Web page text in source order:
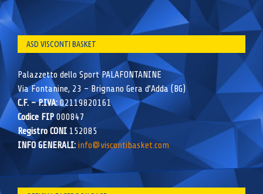
ASD VISCONTI BASKET
Palazzetto dello Sport PALAFONTANINE
Via Fontanine, 23 – Brignano Gera d’Adda (BG)
C.F. – P.IVA:02119820161
Codice FIP000847
Registro CONI 152085
INFO GENERALI: info@viscontibasket.com